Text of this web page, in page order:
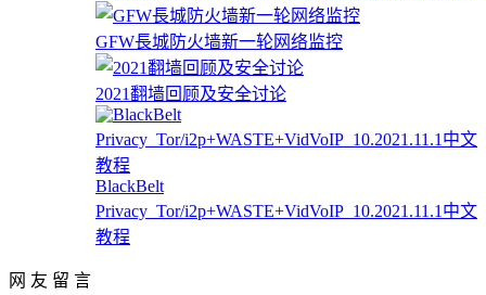
GFW長城防火墙新一轮网络监控
2021翻墙回顾及安全讨论
BlackBelt
Privacy_Tor/i2p+WASTE+VidVoIP_10.2021.11.1中文
教程
网 友 留 言